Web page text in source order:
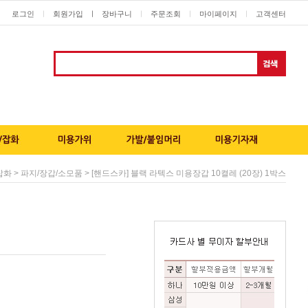
로그인 회원가입 ㅣ 장바구니 주문조회 마이페이지 고객센터
화> 파지/장갑/소모품 > [핸드스카] 블랙 라텍스 미용장갑 10켤레 (20장) 1박스